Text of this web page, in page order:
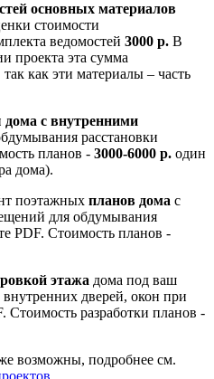
основных материалов
стоимости
ведомостей 3000 р. В
проекта эта сумма
как эти материалы – часть
с внутренними
расстановки
планов - 3000-6000 р. один
дома).
поэтажных планов дома с
для обдумывания
PDF. Стоимость планов -
этажа дома под ваш
внутренних дверей, окон при
Стоимость разработки планов -
возможны, подробнее см.